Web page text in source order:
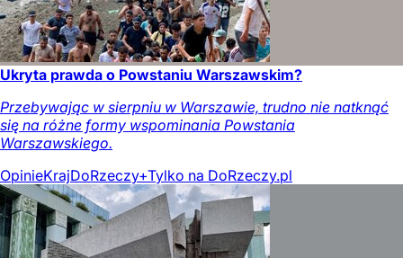
Ukryta prawda o Powstaniu Warszawskim?
Przebywając w sierpniu w Warszawie, trudno nie natknąć
się na różne formy wspominania Powstania
Warszawskiego.
OpinieKrajDoRzeczy+Tylko na DoRzeczy.pl